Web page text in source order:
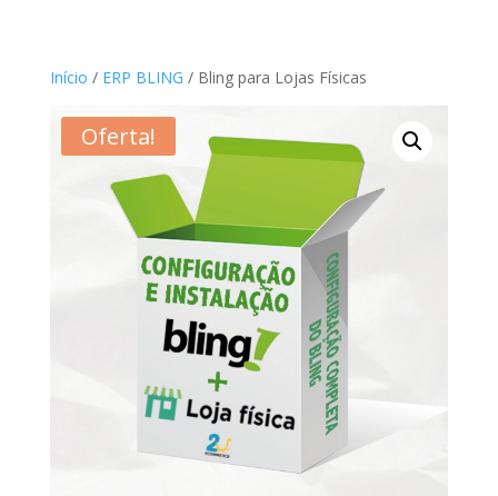
Início / ERP BLING / Bling para Lojas Físicas
Oferta!